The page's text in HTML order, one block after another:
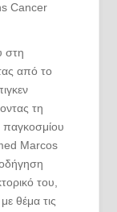
Cancer
στη
από το
τη
παγκοσμίου
Marcos
του,
θέμα τις